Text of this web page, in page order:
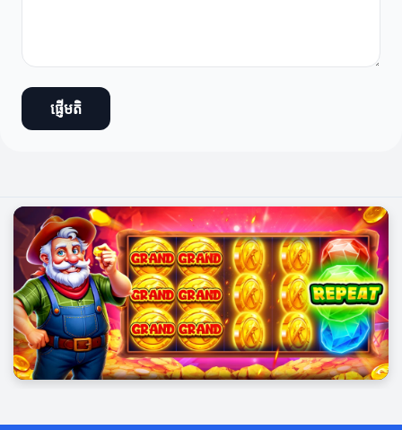
ផ្ញើមតិ